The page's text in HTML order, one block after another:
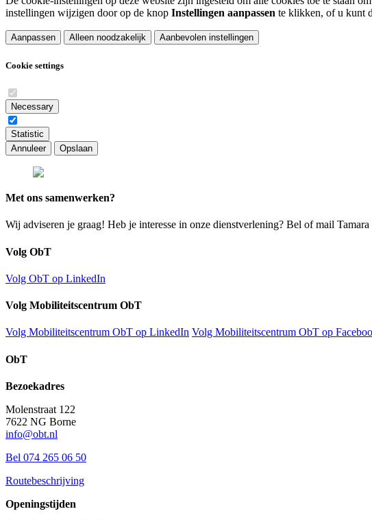
instellingen wijzigen door op de knop Instellingen aanpassen te klikken, of u kunt
Aanpassen Alleen noodzakelijk Aanbevolen instellingen
Cookie settings
Necessary
Statistic
Annuleer
Opslaan
Met ons samenwerken?
Wij adviseren je graag! Heb je interesse in onze dienstverlening? Bel of mail
Volg ObT
Volg ObT op LinkedIn
Volg Mobiliteitscentrum ObT
Volg Mobiliteitscentrum ObT op LinkedIn Volg Mobiliteitscentrum ObT op
ObT
Bezoekadres
Molenstraat 122
7622 NG Borne
info@obt.nl
Bel 074 265 06 50
Routebeschrijving
Openingstijden